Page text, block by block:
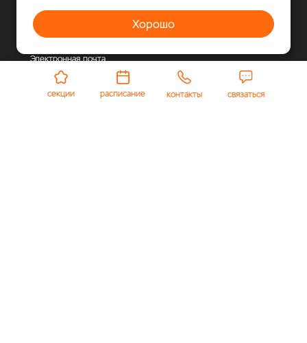
+7 925 677-39-55
Адрес
Электронная почта
arena-info@polyus.com
Публичная оферта
секции расписание контакты связаться
Хорошо